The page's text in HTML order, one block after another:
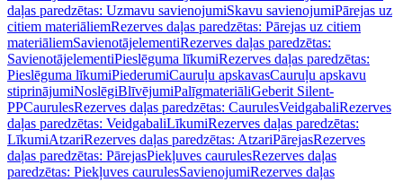
daļas paredzētas: Uzmavu savienojumiSkavu savienojumiPārejas uz
citiem materiāliemRezerves daļas paredzētas: Pārejas uz citiem
materiāliemSavienotājelementiRezerves daļas paredzētas:
SavienotājelementiPieslēguma līkumiRezerves daļas paredzētas:
Pieslēguma līkumiPiederumiCauruļu apskavasCauruļu apskavu
stiprinājumiNoslēgiBlīvējumiPalīgmateriāliGeberit Silent-
PPCaurulesRezerves daļas paredzētas: CaurulesVeidgabaliRezerves
daļas paredzētas: VeidgabaliLīkumiRezerves daļas paredzētas:
LīkumiAtzariRezerves daļas paredzētas: AtzariPārejasRezerves
daļas paredzētas: PārejasPiekļuves caurulesRezerves daļas
paredzētas: Piekļuves caurulesSavienojumiRezerves daļas